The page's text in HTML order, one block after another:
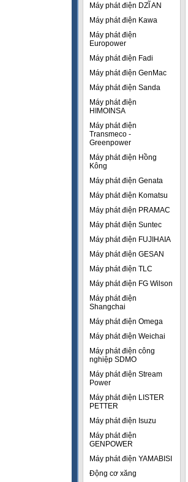
Máy phát điện DZĨ AN
Máy phát điện Kawa
Máy phát điện
Europower
Máy phát điện Fadi
Máy phát điện GenMac
Máy phát điện Sanda
Máy phát điện
HIMOINSA
Máy phát điện
Transmeco -
Greenpower
Máy phát điện Hồng
Kông
Máy phát điện Genata
Máy phát điện Komatsu
Máy phát điện PRAMAC
Máy phát điện Suntec
Máy phát điện FUJIHAIA
Máy phát điện GESAN
Máy phát điện TLC
Máy phát điện FG Wilson
Máy phát điện
Shangchai
Máy phát điện Omega
Máy phát điện Weichai
Máy phát điện công
nghiệp SDMO
Máy phát điện Stream
Power
Máy phát điện LISTER
PETTER
Máy phát điện Isuzu
Máy phát điện
GENPOWER
Máy phát điện YAMABISI
Động cơ xăng